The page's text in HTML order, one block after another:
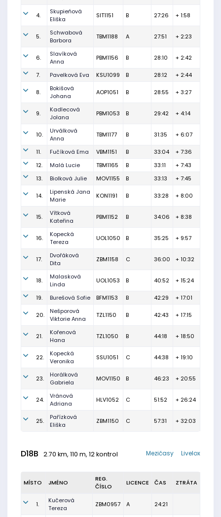
4.
Skupieńová
Eliška
SIT1151 B 27:26 + 1:58
5.
Schwabová
Barbora
TBM1188 A 27:51 + 2:23
6.
Slavíková
Anna
PBM1156 B 28:10 + 2:42
7. Pavelková Eva KSU1099 B 28:12 + 2:44
8.
Bokišová
Johana
AOP1051 B 28:55 + 3:27
9.
Kadlecová
Jolana
PBM1053 B 29:42 + 4:14
10.
Urválková
Anna
TBM1177 B 31:35 + 6:07
11. Fučíková Ema VBM1151 B 33:04
+ 7:36
12.
Malá Lucie TBM1165 B 33:11
+ 7:43
13.
Biolková Julie MOV1155 B 33:13 + 7:45
14.
Lipenská Jana
Marie
KON1191 B 33:28 + 8:00
15.
Vítková
Kateřina
PBM1152 B 34:06 + 8:38
16.
Kopecká
Tereza
UOL1050 B 35:25 + 9:57
17.
Dvořáková
Dita
ZBM1158 C 36:00 + 10:32
18.
Malasková
Linda
UOL1053 B 40:52 + 15:24
19. Burešová Sofie BFM1153 B 42:29 + 17:01
20.
Nešporová
Viktorie Anna
TZL1150 B 42:43 + 17:15
21.
Kořenová
Hana
TZL1050 B 44:18 + 18:50
22.
Kopecká
Veronika
SSU1051 C 44:38 + 19:10
23.
Horálková
Gabriela
MOV1150 B 46:23 + 20:55
24.
Vránová
Adriana
HLV1052 C 51:52 + 26:24
25.
Pařízková
Eliška
ZBM1150 C 57:31 + 32:03
D18B 2.70 km, 110 m, 12 kontrol Livelox
Mezičasy
MÍSTO JMÉNO
REG.
ČÍSLO
LICENCE ČAS ZTRÁTA
1.
Kučerová
Tereza
ZBM0957 A 24:21